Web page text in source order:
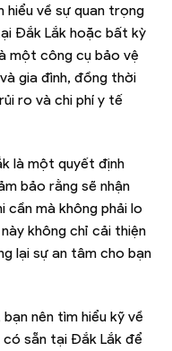
hiểu về sự quan trọng
Đắk Lắk hoặc bất kỳ
một công cụ bảo vệ
gia đình, đồng thời
ro và chi phí y tế
là một quyết định
bảo rằng sẽ nhận
mà không phải lo
không chỉ cải thiện
lại sự an tâm cho bạn
nên tìm hiểu kỹ về
sẵn tại Đắk Lắk để